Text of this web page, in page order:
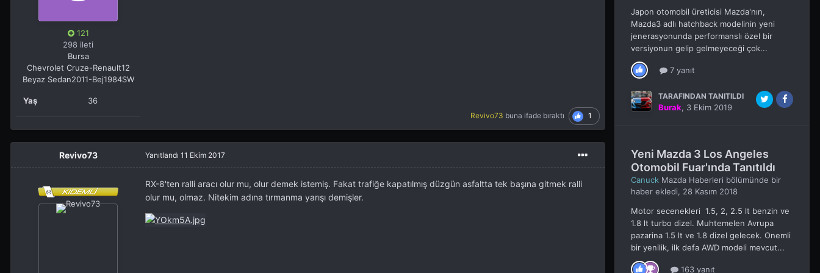
121
298 ileti
Bursa
Chevrolet Cruze-Renault12
Beyaz Sedan2011-Bej1984SW
Yaş 36
Revivo73 buna ifade bıraktı 1
Revivo73 Yanıtlandı 11 Ekim 2017
RX-8'ten ralli aracı olur mu, olur demek istemiş. Fakat trafiğe kapatılmış düzgün asfaltta tek başına gitmek ralli
olur mu, olmaz. Nitekim adına tırmanma yarışı demişler.
Japon otomobil üreticisi Mazda'nın,
Mazda3 adlı hatchback modelinin yeni
jenerasyonunda performanslı özel bir
versiyonun gelip gelmeyeceği çok...
7 yanıt
TARAFINDAN TANITILDI
Burak, 3 Ekim 2019
Yeni Mazda 3 Los Angeles
Otomobil Fuar'ında Tanıtıldı
Canuck Mazda Haberleri bölümünde bir
haber ekledi, 28 Kasım 2018
Motor secenekleri 1.5, 2, 2.5 lt benzin ve
1.8 lt turbo dizel. Muhtemelen Avrupa
pazarina 1.5 lt ve 1.8 dizel gelecek. Onemli
bir yenilik, ilk defa AWD modeli mevcut...
163 yanıt